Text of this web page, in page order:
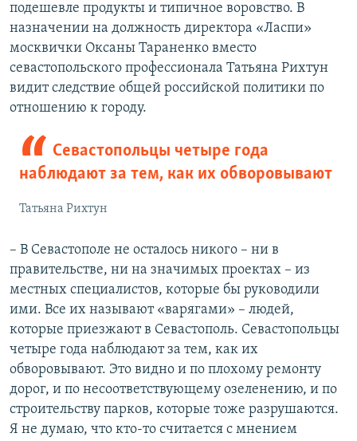
подешевле продукты и типичное воровство. В
назначении на должность директора «Ласпи»
москвички Оксаны Тараненко вместо
севастопольского профессионала Татьяна Рихтун
видит следствие общей российской политики по
отношению к городу.
Севастопольцы четыре года
наблюдают за тем, как их обворовывают
Татьяна Рихтун
– В Севастополе не осталось никого – ни в
правительстве, ни на значимых проектах – из
местных специалистов, которые бы руководили
ими. Все их называют «варягами» – людей,
которые приезжают в Севастополь. Севастопольцы
четыре года наблюдают за тем, как их
обворовывают. Это видно и по плохому ремонту
дорог, и по несоответствующему озеленению, и по
строительству парков, которые тоже разрушаются.
Я не думаю, что кто-то считается с мнением